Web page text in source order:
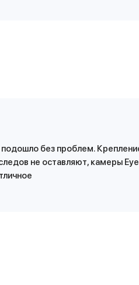
подошло без проблем.
не оставляют, камеры